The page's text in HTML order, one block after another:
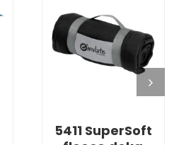
DETALJI
5411 SuperSoft